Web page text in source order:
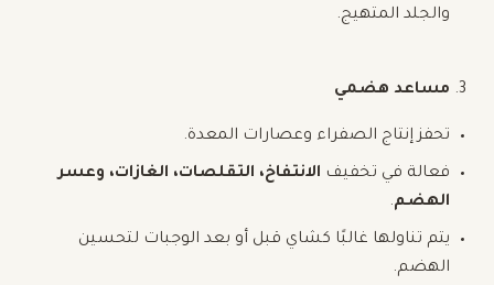
والجلد المتهيج.
مساعد هضمي
تحفز إنتاج الصفراء وعصارات المعدة.
فعالة في تخفيف الانتفاخ، التقلصات، الغازات، وعسر
الهضم.
يتم تناولها غالبًا كشاي قبل أو بعد الوجبات لتحسين
الهضم.